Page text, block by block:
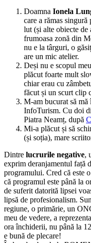
Doamna Ionela
care a rămas
lut (și alte obiecte de
frumoasa zonă din
nu e la târguri, o
are un mic atelier.
Deși nu e scopul
plăcut foarte mult
chiar erau cu
făcut și un scurt clip
M-am bucurat să
InfoTurism. Cu doi
Piatra Neamț, după
Mi-a plăcut și să
(și soția), mare
Dintre lucrurile negative,
exprim deranjamentul față
programului. Cred că este
că programul este până la
de suferit datorită lipsei
lipsă de profesionalism.
regiune, o primărie, un
meu de vedere, a
ora închiderii, nu până la
e bună de plecare!